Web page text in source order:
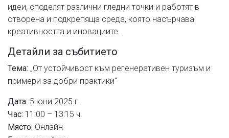
идеи, споделят различни гледни точки и работят в
отворена и подкрепяща среда, която насърчава
креативността и иновациите.
Детайли за събитието
Тема: „От устойчивост към регенеративен туризъм и
примери за добри практики“
Дата: 5 юни 2025 г.
Час: 11:00 – 13:15 ч.
Място: Онлайн